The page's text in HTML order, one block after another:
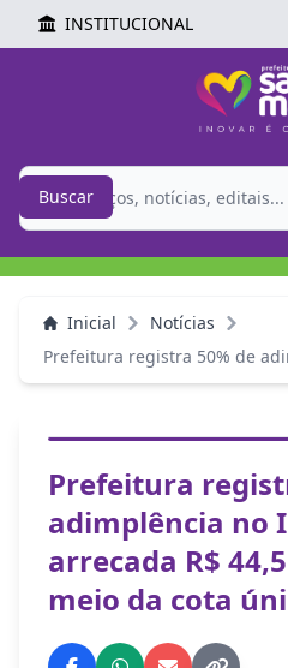
INSTITUCIONAL
Buscar
Inicial
Notícias
Prefeitura registra 50% de
Prefeitura
adimplência no
arrecada R$
meio da cota